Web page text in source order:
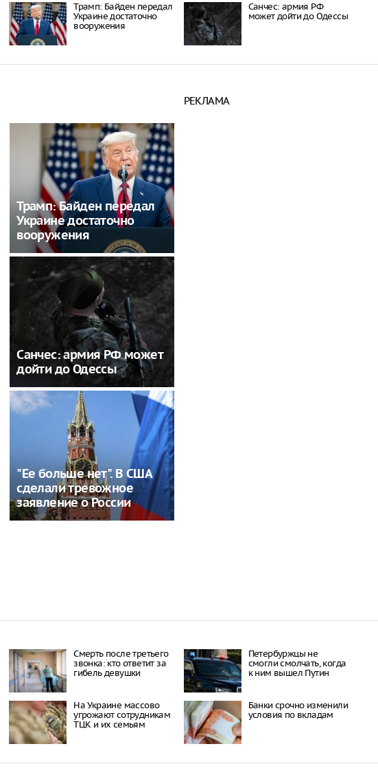
Трамп: Байден передал
Украине достаточно
вооружения
Санчес: армия РФ
может дойти до Одессы
Трамп: Байден передал
Украине достаточно
вооружения
Санчес: армия РФ может
дойти до Одессы
"Ее больше нет". В США
сделали тревожное
заявление о России
РЕКЛАМА
Смерть после третьего
звонка: кто ответит за
гибель девушки
Петербуржцы не
смогли смолчать, когда
к ним вышел Путин
На Украине массово
угрожают сотрудникам
ТЦК и их семьям
Банки срочно изменили
условия по вкладам